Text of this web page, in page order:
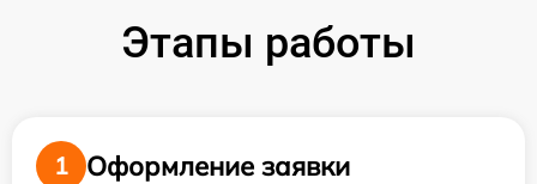
Этапы работы
1
Оформление заявки